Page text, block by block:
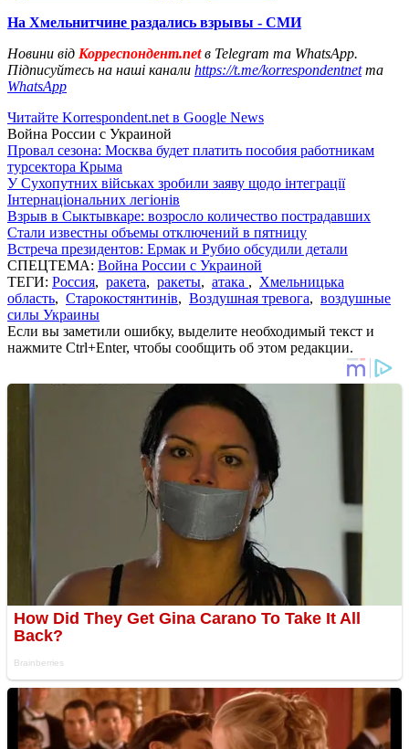
На Хмельнитчине раздались взрывы - СМИ
Новини від Корреспондент.netв Telegram та WhatsApp.
Підписуйтесь на наші канали https://t.me/korrespondentnetта
WhatsApp
Читайте Korrespondent.net в Google News
Война России с Украиной
Провал сезона: Москва будет платить пособия работникам
турсектора Крыма
У Сухопутних військах зробили заяву щодо інтеграції
Інтернаціональних легіонів
Взрыв в Сыктывкаре: возросло количество пострадавших
Стали известны объемы отключений в пятницу
Встреча президентов: Ермак и Рубио обсудили детали
СПЕЦТЕМА: Война России с Украиной
ТЕГИ: Россия, ракета, ракеты, атака , Хмельницька
область, Старокостянтинів, Воздушная тревога, воздушные
силы Украины
Если вы заметили ошибку, выделите необходимый текст и
нажмите Ctrl+Enter, чтобы сообщить об этом редакции.